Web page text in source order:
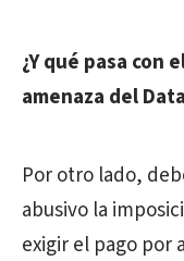
¿Y qué pasa con
amenaza del
Por otro lado,
abusivo la
exigir el pago por